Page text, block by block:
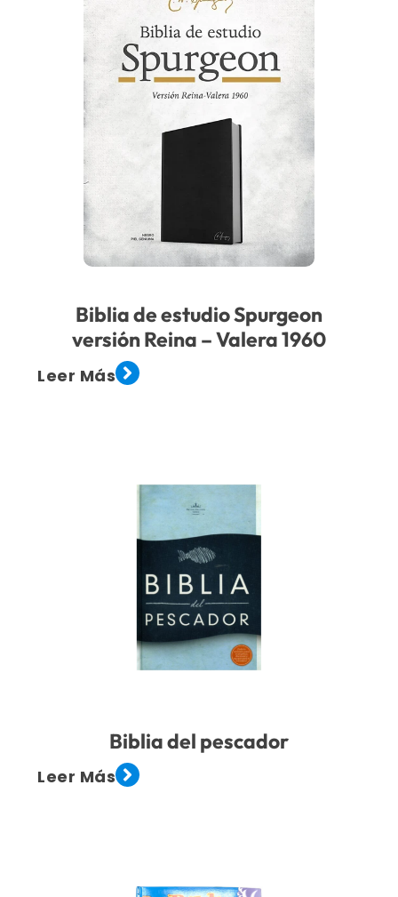
Biblia de estudio Spurgeon
versión Reina – Valera 1960
Leer Más
Biblia del pescador
Leer Más